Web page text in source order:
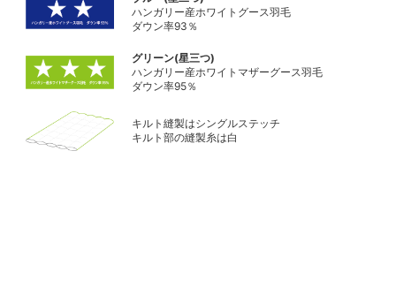
ハンガリー産ホワイトグース羽毛
ダウン率93％
グリーン(星三つ)
ハンガリー産ホワイトマザーグース羽毛
ダウン率95％
キルト縫製はシングルステッチ
キルト部の縫製糸は白